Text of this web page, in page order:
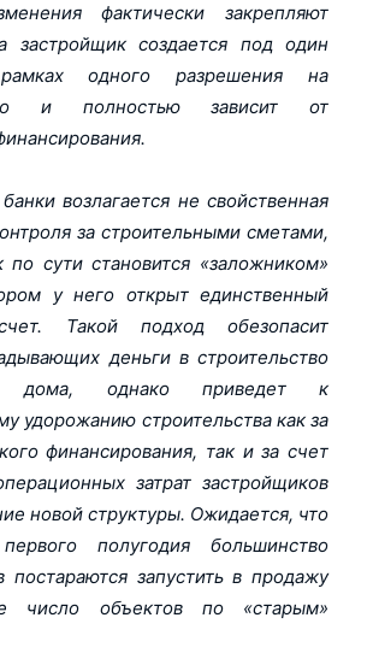
фактически закрепляют
застройщик создается под один
одного разрешения на
и полностью зависит от
возлагается не свойственная
за строительными сметами,
по сути становится «заложником»
у него открыт единственный
Такой подход обезопасит
деньги в строительство
дома, однако приведет к
удорожанию строительства как за
финансирования, так и за счет
затрат застройщиков
новой структуры. Ожидается, что
полугодия большинство
постараются запустить в продажу
число объектов по «старым»